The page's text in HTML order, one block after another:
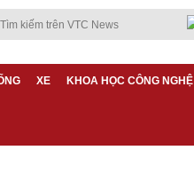
XE KHOA HỌC CÔNG NGHỆ